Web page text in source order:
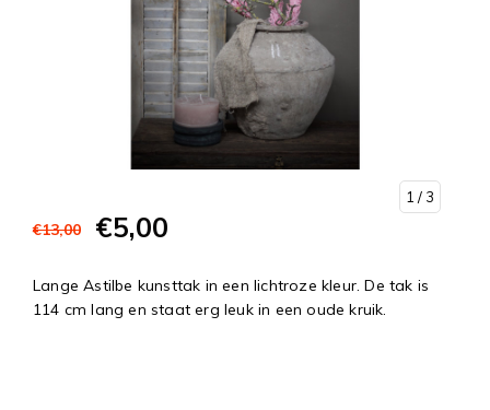
1 / 3
€13,00 €5,00
Lange Astilbe kunsttak in een lichtroze kleur. De tak is
114 cm lang en staat erg leuk in een oude kruik.